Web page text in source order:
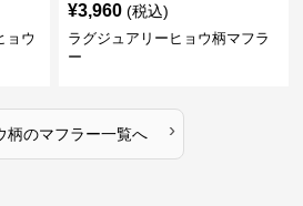
ョウ
¥3,960 (税込)
ラグジュアリーヒョウ柄マフラ
ー
柄のマフラー一覧へ ›